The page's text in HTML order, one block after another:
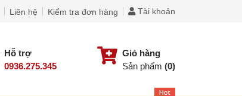
Liên hệ Kiểm tra đơn hàng Tài khoản
Hỗ trợ
0936.275.345
Giỏ hàng
Sản phẩm (0)